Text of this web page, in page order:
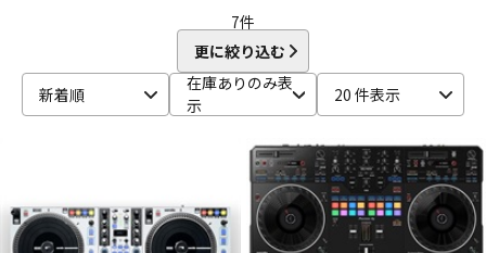
ウクレレ
パーカッション
キーボード 電子ピアノ
7件
更に絞り込む
新着順
在庫ありのみ表
示
20 件表示